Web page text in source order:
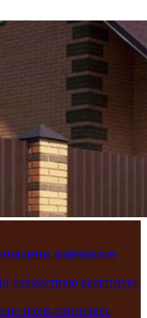
цены кофемашин
совместную валютную
июля снизились